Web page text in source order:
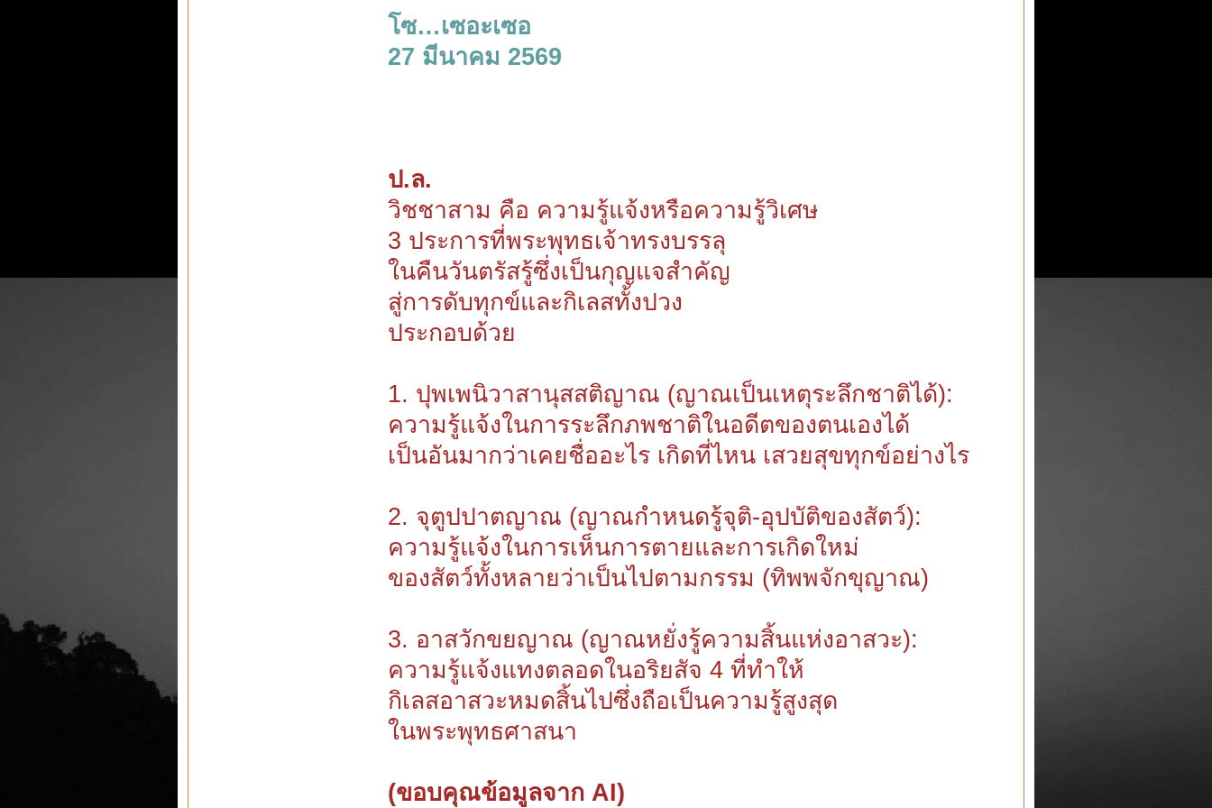
โซ…เซอะเซอ
27 มีนาคม 2569
ป.ล.
วิชชาสาม คือ ความรู้แจ้งหรือความรู้วิเศษ
3 ประการที่พระพุทธเจ้าทรงบรรลุ
ในคืนวันตรัสรู้ซึ่งเป็นกุญแจสำคัญ
สู่การดับทุกข์และกิเลสทั้งปวง
ประกอบด้วย
1. ปุพเพนิวาสานุสสติญาณ (ญาณเป็นเหตุระลึกชาติได้):
ความรู้แจ้งในการระลึกภพชาติในอดีตของตนเองได้
เป็นอันมากว่าเคยชื่ออะไร เกิดที่ไหน เสวยสุขทุกข์อย่างไร
2. จุตูปปาตญาณ (ญาณกำหนดรู้จุติ-อุปบัติของสัตว์):
ความรู้แจ้งในการเห็นการตายและการเกิดใหม่
ของสัตว์ทั้งหลายว่าเป็นไปตามกรรม (ทิพพจักขุญาณ)
3. อาสวักขยญาณ (ญาณหยั่งรู้ความสิ้นแห่งอาสวะ):
ความรู้แจ้งแทงตลอดในอริยสัจ 4 ที่ทำให้
กิเลสอาสวะหมดสิ้นไปซึ่งถือเป็นความรู้สูงสุด
ในพระพุทธศาสนา
(ขอบคุณข้อมูลจาก AI)